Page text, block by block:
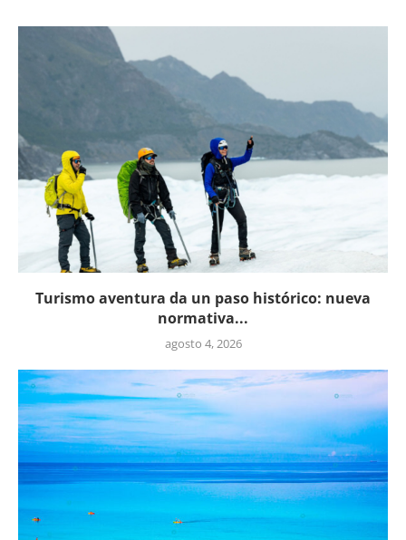
Turismo aventura da un paso histórico: nueva
normativa...
agosto 4, 2026